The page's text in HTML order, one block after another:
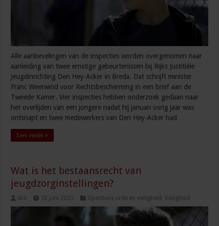
Alle aanbevelingen van de inspecties worden overgenomen naar
aanleiding van twee ernstige gebeurtenissen bij Rijks Justitiële
Jeugdinrichting Den Hey-Acker in Breda. Dat schrijft minister
Franc Weerwind voor Rechtsbescherming in een brief aan de
Tweede Kamer. Vier inspecties hebben onderzoek gedaan naar
het overlijden van een jongere nadat hij januari vorig jaar was
ontsnapt en twee medewerkers van Den Hey-Acker had …
Lees verder »
Wat is het bestaansrecht van
jeugdzorginstellingen?
sbo 30 juni 2023 Openbare orde en veiligheid ,Veiligheid